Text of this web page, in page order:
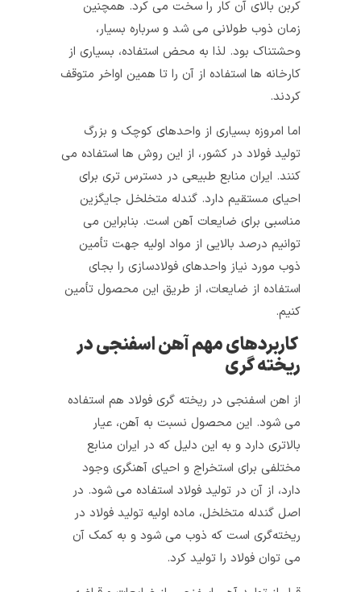
کربن بالای آن کار را سخت می‌ کرد. همچنین
زمان ذوب طولانی می‌ شد و سرباره بسیار،
وحشتناک بود. لذا به محض استفاده، بسیاری از
کارخانه‌ ها استفاده از آن را تا همین اواخر متوقف
اما امروزه بسیاری از واحدهای کوچک و بزرگ
تولید فولاد در کشور، از این روش‌ ها استفاده می‌
کنند. ایران منابع طبیعی در دسترس تری برای
احیای مستقیم دارد. گندله متخلخل جایگزین
مناسبی برای ضایعات آهن است. بنابراین می‌
توانیم درصد بالایی از مواد اولیه جهت تأمین
ذوب مورد نیاز واحدهای فولادسازی را بجای
استفاده از ضایعات، از طریق این محصول تأمین
کاربردهای مهم آهن اسفنجی در
ریخته‌ گری
از اهن اسفنجی در ریخته‌ گری فولاد هم استفاده
می‌ شود. این محصول نسبت به آهن، عیار
بالاتری دارد و به این دلیل که در ایران منابع
مختلفی برای استخراج و احیای آهنگری وجود
دارد، از آن در تولید فولاد استفاده می‌ شود. در
اصل گندله متخلخل، ماده اولیه تولید فولاد در
ریخته‌گری است که ذوب می‌ شود و به کمک آن
می‌ توان فولاد را تولید کرد.